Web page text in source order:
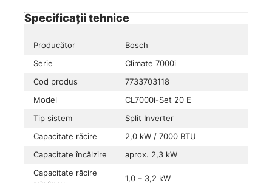
Specificații tehnice
Producător
Bosch
Serie
Climate 7000i
Cod produs
7733703118
Model
CL7000i-Set 20 E
Tip sistem
Split Inverter
Capacitate răcire
2,0 kW / 7000 BTU
Capacitate încălzire
aprox. 2,3 kW
Capacitate răcire
1,0 – 3,2 kW